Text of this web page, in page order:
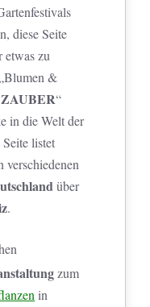
diese Seite
etwas zu
&
“
in die Welt der
listet
verschiedenen
über
.
zum
in